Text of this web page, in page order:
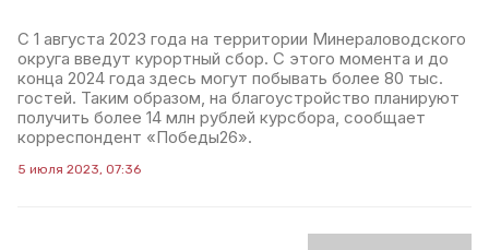
С 1 августа 2023 года на территории Минераловодского
округа введут курортный сбор. С этого момента и до
конца 2024 года здесь могут побывать более 80 тыс.
гостей. Таким образом, на благоустройство планируют
получить более 14 млн рублей курсбора, сообщает
корреспондент «Победы26».
5 июля 2023, 07:36